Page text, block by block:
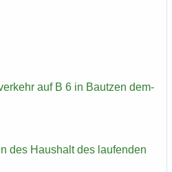
auf B 6 in Baut­zen dem­
des Haus­halt des lau­fen­den